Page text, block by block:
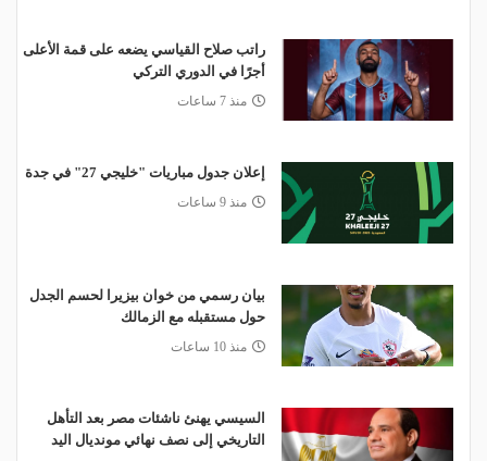
راتب صلاح القياسي يضعه على قمة الأعلى
أجرًا في الدوري التركي
منذ 7 ساعات
إعلان جدول مباريات "خليجي 27" في جدة
منذ 9 ساعات
بيان رسمي من خوان بيزيرا لحسم الجدل
حول مستقبله مع الزمالك
منذ 10 ساعات
السيسي يهنئ ناشئات مصر بعد التأهل
التاريخي إلى نصف نهائي مونديال اليد